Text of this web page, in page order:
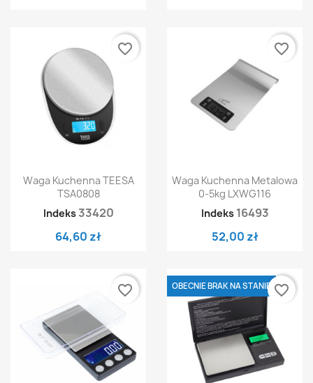
Waga Kuchenna TEESA
TSA0808
Indeks 33420
64,60 zł
favorite_border
Waga Kuchenna Metalowa
0-5kg LXWG116
Indeks 16493
52,00 zł
favorite_border
favorite_border OBECNIE BRAK NA STANIE favorite_border